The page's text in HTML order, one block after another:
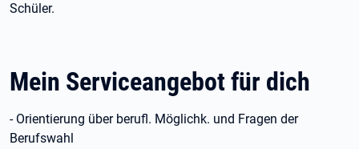
Schüler.
Mein Serviceangebot für dich
- Orientierung über berufl. Möglichk. und Fragen der
Berufswahl